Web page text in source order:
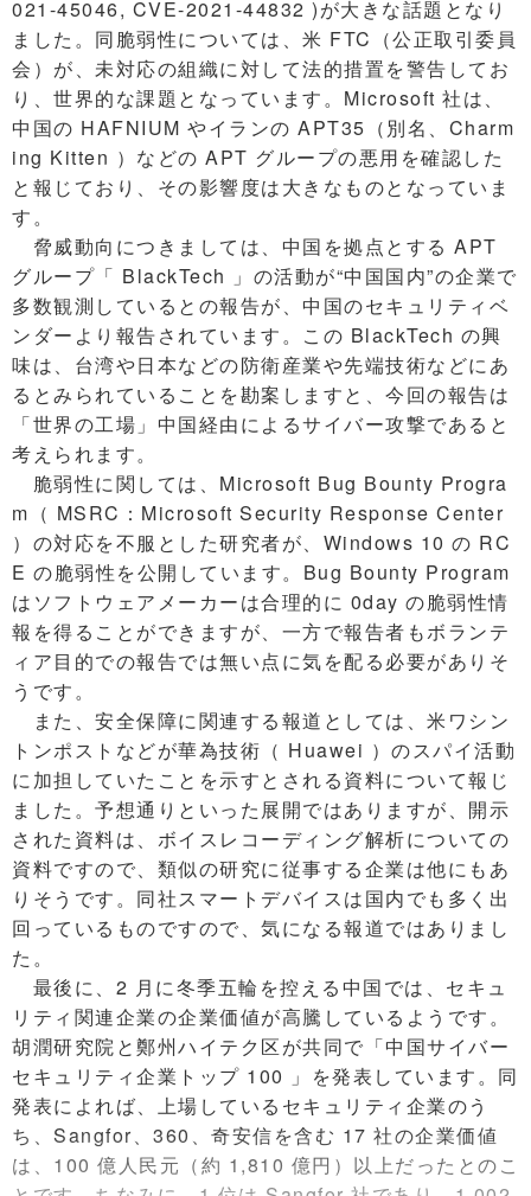
021-45046, CVE-2021-44832 )が大きな話題となり
ました。同脆弱性については、米 FTC（公正取引委員
会）が、未対応の組織に対して法的措置を警告してお
り、世界的な課題となっています。Microsoft 社は、
中国の HAFNIUM やイランの APT35（別名、Charm
ing Kitten ）などの APT グループの悪用を確認した
と報じており、その影響度は大きなものとなっていま
す。
脅威動向につきましては、中国を拠点とする APT
グループ「 BlackTech 」の活動が“中国国内”の企業で
多数観測しているとの報告が、中国のセキュリティベ
ンダーより報告されています。この BlackTech の興
味は、台湾や日本などの防衛産業や先端技術などにあ
るとみられていることを勘案しますと、今回の報告は
「世界の工場」中国経由によるサイバー攻撃であると
考えられます。
脆弱性に関しては、Microsoft Bug Bounty Progra
m（ MSRC：Microsoft Security Response Center
）の対応を不服とした研究者が、Windows 10 の RC
E の脆弱性を公開しています。Bug Bounty Program
はソフトウェアメーカーは合理的に 0day の脆弱性情
報を得ることができますが、一方で報告者もボランテ
ィア目的での報告では無い点に気を配る必要がありそ
うです。
また、安全保障に関連する報道としては、米ワシン
トンポストなどが華為技術（ Huawei ）のスパイ活動
に加担していたことを示すとされる資料について報じ
ました。予想通りといった展開ではありますが、開示
された資料は、ボイスレコーディング解析についての
資料ですので、類似の研究に従事する企業は他にもあ
りそうです。同社スマートデバイスは国内でも多く出
回っているものですので、気になる報道ではありまし
た。
最後に、2 月に冬季五輪を控える中国では、セキュ
リティ関連企業の企業価値が高騰しているようです。
胡潤研究院と鄭州ハイテク区が共同で「中国サイバー
セキュリティ企業トップ 100 」を発表しています。同
発表によれば、上場しているセキュリティ企業のう
ち、Sangfor、360、奇安信を含む 17 社の企業価値
は、100 億人民元（約 1,810 億円）以上だったとのこ